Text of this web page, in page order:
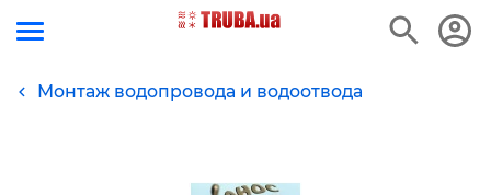
Монтаж водопровода и водоотвода